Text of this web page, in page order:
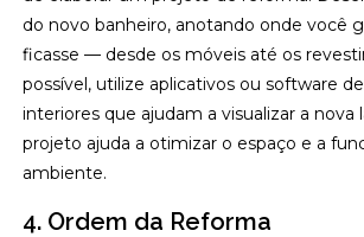
do novo banheiro, anotando onde você
ficasse — desde os móveis até os
possível, utilize aplicativos ou software
interiores que ajudam a visualizar a
projeto ajuda a otimizar o espaço e a
ambiente.
4. Ordem da Reforma